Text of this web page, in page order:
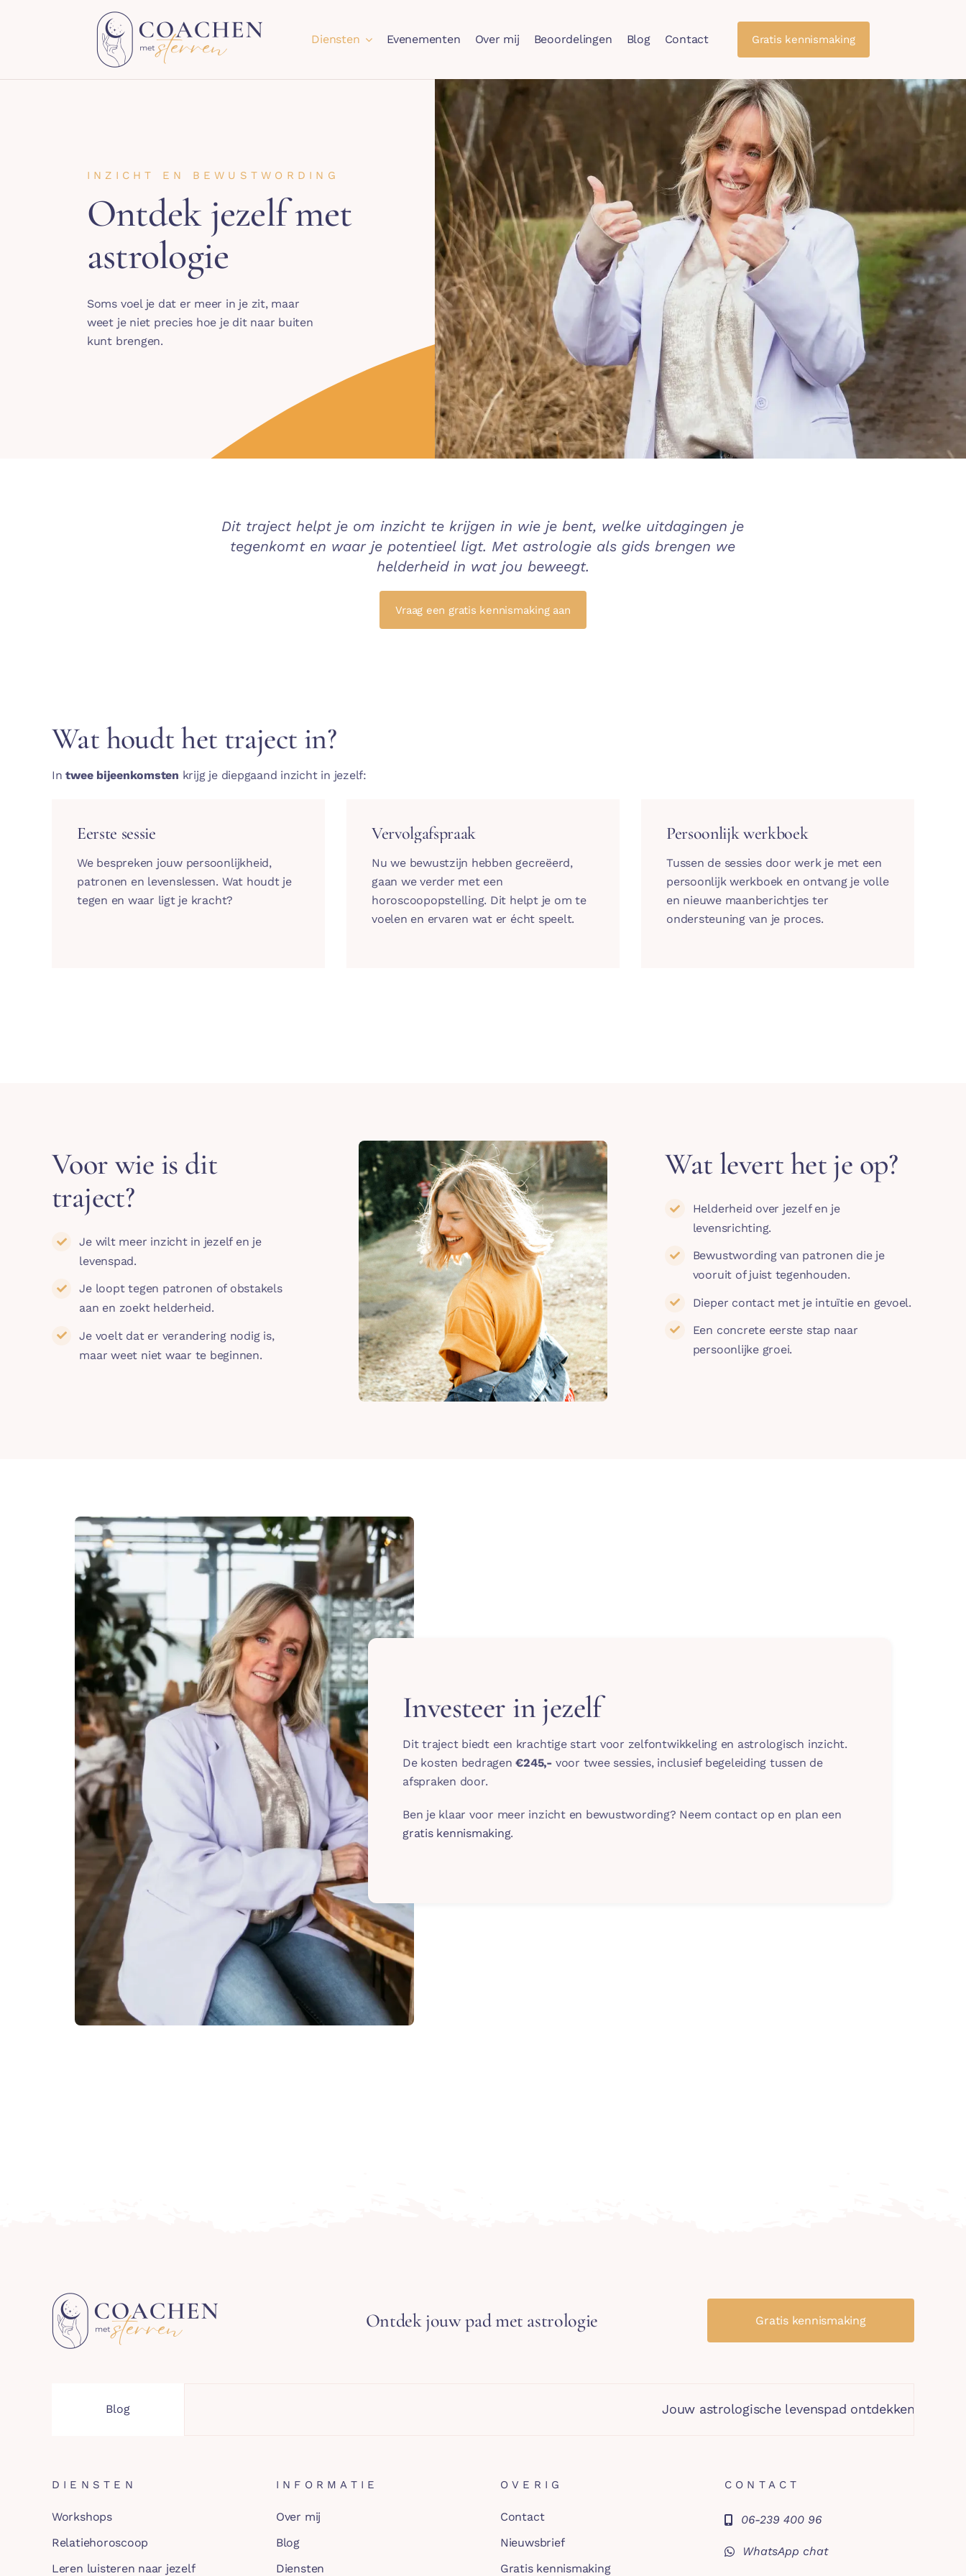
Diensten Evenementen Over mij Beoordelingen Blog Contact Gratis kennismaking
INZICHT EN BEWUSTWORDING
Ontdek jezelf met
astrologie
Soms voel je dat er meer in je zit, maar
weet je niet precies hoe je dit naar buiten
kunt brengen.
Dit traject helpt je om inzicht te krijgen in wie je bent, welke uitdagingen je
tegenkomt en waar je potentieel ligt. Met astrologie als gids brengen we
helderheid in wat jou beweegt.
Vraag een gratis kennismaking aan
Wat houdt het traject in?
Intwee bijeenkomsten krijg je diepgaand inzicht in jezelf:
Eerste sessie
We bespreken jouw persoonlijkheid,
patronen en levenslessen. Wat houdt je
tegen en waar ligt je kracht?
Vervolgafspraak
Nu we bewustzijn hebben gecreëerd,
gaan we verder met een
horoscoopopstelling. Dit helpt je om te
voelen en ervaren wat er écht speelt.
Persoonlijk werkboek
Tussen de sessies door werk je met een
persoonlijk werkboek en ontvang je volle
en nieuwe maanberichtjes ter
ondersteuning van je proces.
Voor wie is dit
traject?
Je wilt meer inzicht in jezelf en je
levenspad.
Je loopt tegen patronen of obstakels
aan en zoekt helderheid.
Je voelt dat er verandering nodig is,
maar weet niet waar te beginnen.
Wat levert het je op?
Helderheid over jezelf en je
levensrichting.
Bewustwording van patronen die je
vooruit of juist tegenhouden.
Dieper contact met je intuïtie en gevoel.
Een concrete eerste stap naar
persoonlijke groei.
Investeer in jezelf
Dit traject biedt een krachtige start voor zelfontwikkeling en astrologisch inzicht.
De kosten bedragen€245,- voor twee sessies, inclusief begeleiding tussen de
afspraken door.
Ben je klaar voor meer inzicht en bewustwording? Neem contact op en plan een
gratis kennismaking.
Ontdek jouw pad met astrologie Gratis kennismaking
Blog Jouw astrologische levenspad ontdekken Jouw
DIENSTEN
Workshops
Relatiehoroscoop
Leren luisteren naar jezelf
INFORMATIE
Over mij
Blog
Diensten
OVERIG
Contact
Nieuwsbrief
Gratis kennismaking
CONTACT
06-239 400 96
WhatsApp chat